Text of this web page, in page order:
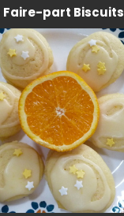
Faire-part Biscuits